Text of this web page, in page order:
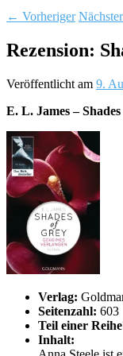
← Vorheriger Nächster
Rezension:
Veröffentlicht am 9.
E. L. James –
Verlag:
Seitenzahl: 603
Teil einer
Inhalt: